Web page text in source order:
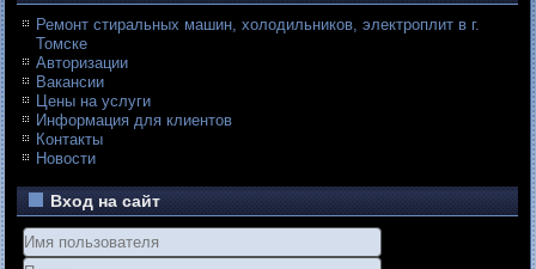
Ремонт стиральных машин, холодильников, электроплит в г.
Томске
Авторизации
Вакансии
Цены на услуги
Информация для клиентов
Контакты
Новости
Вход на сайт